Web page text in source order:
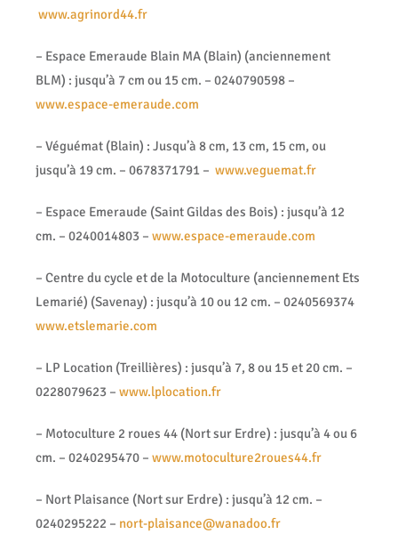
www.agrinord44.fr
– Espace Emeraude Blain MA (Blain) (anciennement
BLM) : jusqu’à 7 cm ou 15 cm. – 0240790598 –
www.espace-emeraude.com
– Véguémat (Blain) : Jusqu’à 8 cm, 13 cm, 15 cm, ou
jusqu’à 19 cm. – 0678371791 – www.veguemat.fr
– Espace Emeraude (Saint Gildas des Bois) : jusqu’à 12
cm. – 0240014803 – www.espace-emeraude.com
– Centre du cycle et de la Motoculture (anciennement Ets
Lemarié) (Savenay) : jusqu’à 10 ou 12 cm. – 0240569374
www.etslemarie.com
– LP Location (Treillières) : jusqu’à 7, 8 ou 15 et 20 cm. –
0228079623 – www.lplocation.fr
– Motoculture 2 roues 44 (Nort sur Erdre) : jusqu’à 4 ou 6
cm. – 0240295470 – www.motoculture2roues44.fr
– Nort Plaisance (Nort sur Erdre) : jusqu’à 12 cm. –
0240295222 – nort-plaisance@wanadoo.fr